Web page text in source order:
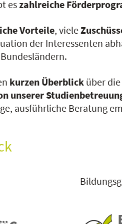
eszahlreiche
Vorteile, viele
der Interessenten
kurzen Überblicküber die
unserer
ausführliche Beratung